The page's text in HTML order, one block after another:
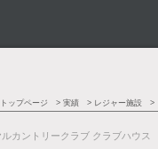
トップページ 実績 レジャー施設
カントリークラブ クラブハウス